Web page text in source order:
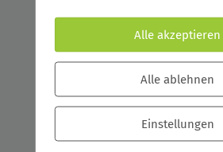
Lage Windows Server 2019/
und effektiv im Unternehmen
Windows Server
Diese Seminar zielt auf das
Alle akzeptieren
Alle ablehnen
Einstellungen